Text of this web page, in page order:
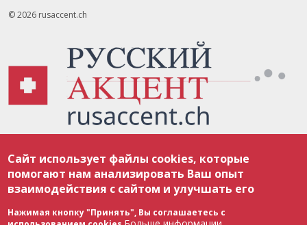
© 2026 rusaccent.ch
соответствии с законодательством Швейцарии об авторском праве и
международными соглашениями. Полное или частичное использование
материалов возможно только с разрешения редакции. В случае полного
или частичного воспроизведения материалов сайта rusaccent.ch,
ОБЯЗАТЕЛЬНА АКТИВНАЯ ГИПЕРССЫЛКА на конкретный заимствованный
текст. Фотоизображения, размещенные редакцией rusaccent.ch, являются
ее исключительной собственностью. Полное или частичное
Сайт использует файлы cookies, которые
помогают нам анализировать Ваш опыт
взаимодействия с сайтом и улучшать его
Нажимая кнопку "Принять", Вы соглашаетесь с